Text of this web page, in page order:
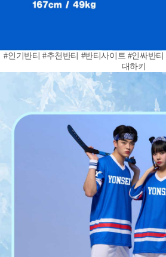
#인기반티 #추천반티 #반티사이트 #인싸반티
대하키